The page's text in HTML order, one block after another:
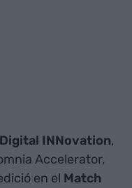
INNovation,
Accelerator,
en el Match